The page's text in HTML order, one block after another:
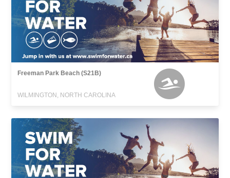
Freeman Park Beach (S21B)
WILMINGTON, NORTH CAROLINA